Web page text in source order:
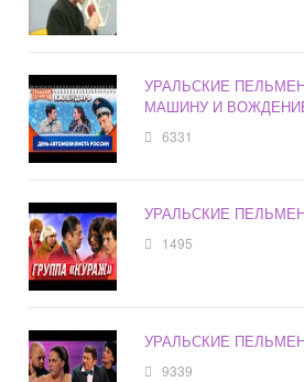
УРАЛЬСКИЕ
МАШИНУ И
6331
УРАЛЬСКИЕ
1495
УРАЛЬСКИЕ
9339